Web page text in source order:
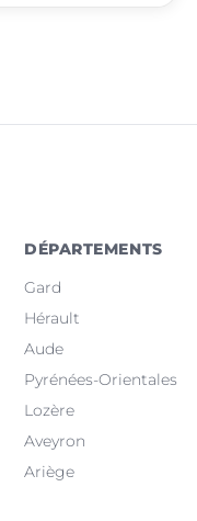
DÉPARTEMENTS
Gard
Hérault
Aude
Pyrénées-Orientales
Lozère
Aveyron
Ariège